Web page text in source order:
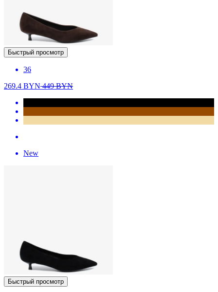
Быстрый просмотр
36
269.4 BYN449BYN
New
Быстрый просмотр